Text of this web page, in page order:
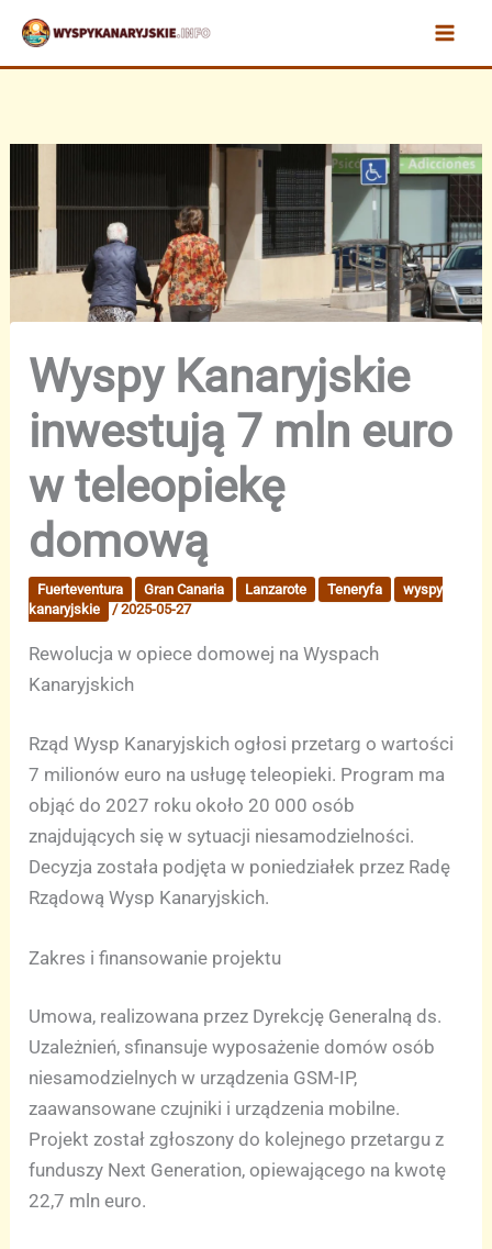
Przejdź
treści
Wyspy Kanaryjskie
inwestują 7 mln euro
w teleopiekę
domową
Fuerteventura Gran Canaria Lanzarote Teneryfa
wyspy
kanaryjskie
/2025-05-27
Rewolucja w opiece domowej na Wyspach
Kanaryjskich
Rząd Wysp Kanaryjskich ogłosi przetarg o wartości
7 milionów euro na usługę teleopieki. Program ma
objąć do 2027 roku około 20 000 osób
znajdujących się w sytuacji niesamodzielności.
Decyzja została podjęta w poniedziałek przez Radę
Rządową Wysp Kanaryjskich.
Zakres i finansowanie projektu
Umowa, realizowana przez Dyrekcję Generalną ds.
Uzależnień, sfinansuje wyposażenie domów osób
niesamodzielnych w urządzenia GSM-IP,
zaawansowane czujniki i urządzenia mobilne.
Projekt został zgłoszony do kolejnego przetargu z
funduszy Next Generation, opiewającego na kwotę
22,7 mln euro.